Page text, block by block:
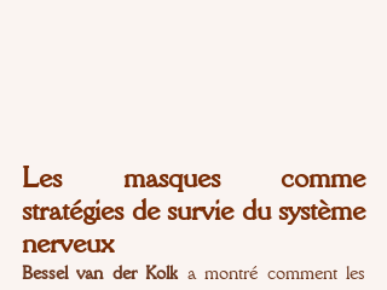
Les masques comme
stratégies de survie du système
nerveux
Bessel van der Kolk a montré comment les